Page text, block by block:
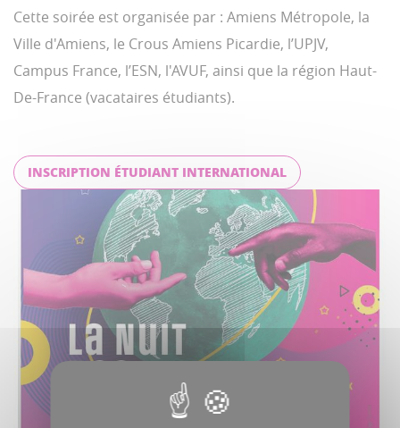
Cette soirée est organisée par : Amiens Métropole, la
Ville d'Amiens, le Crous Amiens Picardie, l’UPJV,
Campus France, l’ESN, l'AVUF, ainsi que la région Haut-
De-France (vacataires étudiants).
INSCRIPTION ÉTUDIANT INTERNATIONAL